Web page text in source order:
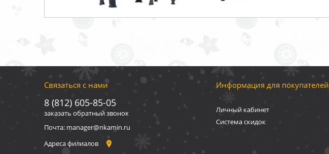
Связаться с нами
8 (812) 605-85-05
заказать обратный звонок
Почта: manager@nkamin.ru
Адреса филиалов
Информация для покупателей
Личный кабинет
Система скидок